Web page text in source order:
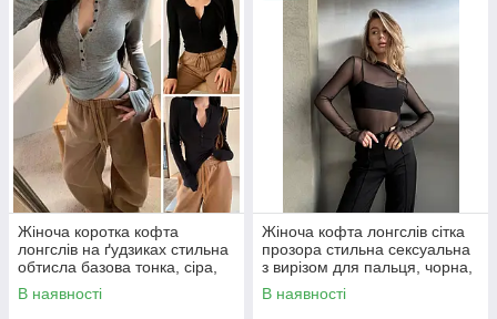
Жіноча коротка кофта
лонгслів на ґудзиках стильна
обтисла базова тонка, сіра,
чорна, розмір 42/46
В наявності
Жіноча кофта лонгслів сітка
прозора стильна сексуальна
з вирізом для пальця, чорна,
розмір 40/44
В наявності